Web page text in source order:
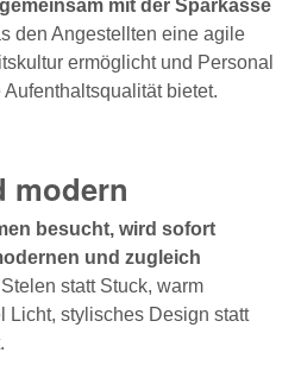
mit der Sparkasse
den Angestellten eine agile
ermöglicht und Personal
bietet.
modern
besucht, wird sofort
und zugleich
Stelen statt Stuck, warm
Licht, stylisches Design statt